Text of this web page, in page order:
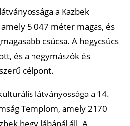
a Kazbek
5 047 méter magas, és
csúcsa. A hegycsúcs
és a hegymászók és
célpont.
látványossága a 14.
Templom, amely 2170
hegy lábánál áll. A